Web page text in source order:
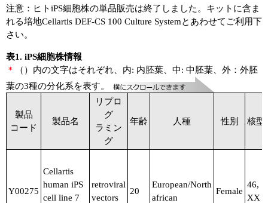
注意：ヒトiPS細胞株の単品販売は終了しました。キットに含ま
れる培地Cellartis DEF-CS 100 Culture Systemとあわせてご利用下
さい。
表1. iPS細胞株情報
＊
（）内の文字はそれぞれ、内: 内胚葉、中: 中胚葉、外：外胚
葉の3種の分化系を表す。
製品
コード
製品名
リプロ
グ
ラミン
グ
年齢 人種 性別 核型
Y00275
Cellartis
human iPS
cell line 7
retroviral
vectors
20
European/North
african
Female
46,
XX